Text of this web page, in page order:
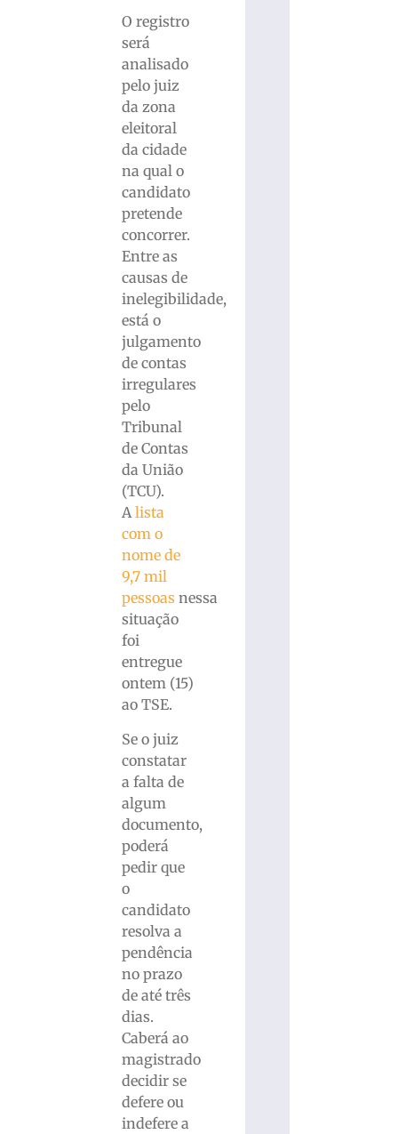
O registro
será
analisado
pelo juiz
da zona
eleitoral
da cidade
na qual o
candidato
pretende
concorrer.
Entre as
causas de
inelegibilidade,
está o
julgamento
de contas
irregulares
pelo
Tribunal
de Contas
da União
(TCU).
Alista
com o
nome de
9,7 mil
pessoas nessa
situação
foi
entregue
ontem (15)
ao TSE.
Se o juiz
constatar
a falta de
algum
documento,
poderá
pedir que
o
candidato
resolva a
pendência
no prazo
de até três
dias.
Caberá ao
magistrado
decidir se
defere ou
indefere a